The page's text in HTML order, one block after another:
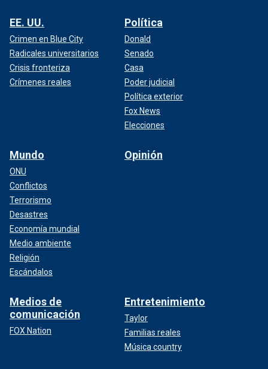
EE. UU.
Crimen en Blue City
Radicales universitarios
Crisis fronteriza
Crímenes reales
Política
Donald
Senado
Casa
Poder judicial
Política exterior
Fox News
Elecciones
Mundo
ONU
Conflictos
Terrorismo
Desastres
Economía mundial
Medio ambiente
Religión
Escándalos
Opinión
Medios de
comunicación
FOX Nation
Entretenimiento
Taylor
Familias reales
Música country